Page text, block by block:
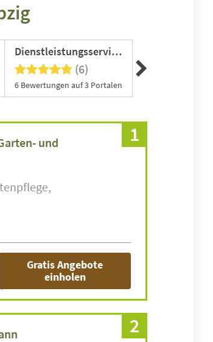
Dienstleistungsservice Daniel Schulz
(6)
6 Bewertungen auf 3 Portalen
1
und
Gratis Angebote
einholen
2